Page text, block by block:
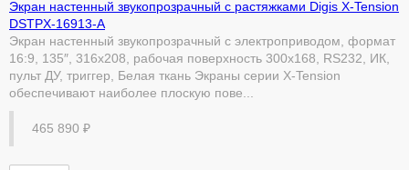
Экран настенный звукопрозрачный с растяжками Digis X-Tension
DSTPX-16913-A
Экран настенный звукопрозрачный с электроприводом, формат
16:9, 135″, 316x208, рабочая поверхность 300x168, RS232, ИК,
пульт ДУ, триггер, Белая ткань Экраны серии X-Tension
обеспечивают наиболее плоскую пове...
465 890 ₽